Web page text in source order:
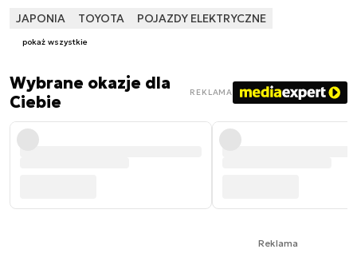
JAPONIA TOYOTA POJAZDY ELEKTRYCZNE
pokaż wszystkie
Wybrane okazje dla
Ciebie
REKLAMA
Reklama